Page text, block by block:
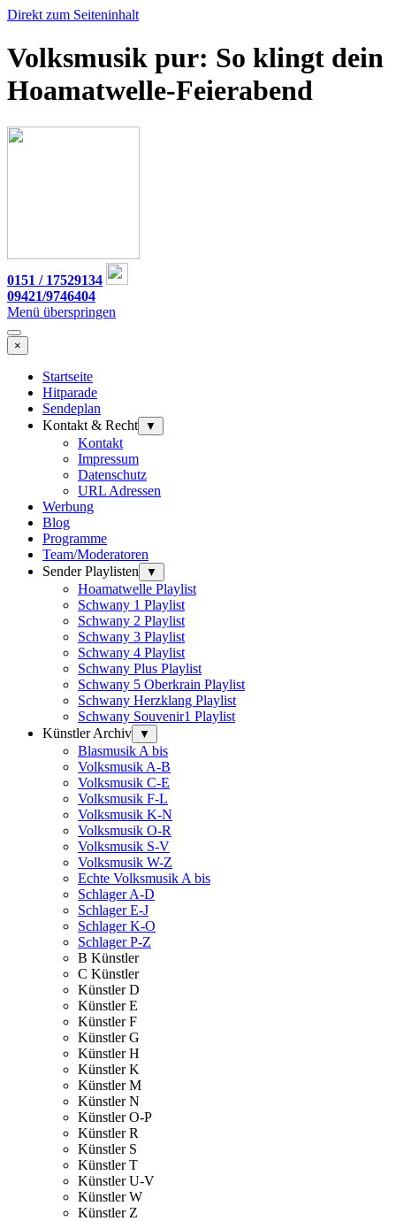
Direkt zum Seiteninhalt
Volksmusik pur: So klingt dein
Hoamatwelle-Feierabend
0151 / 17529134
09421/9746404
Menü überspringen
×
Startseite
Hitparade
Sendeplan
Kontakt & Recht
▼
Kontakt
Impressum
Datenschutz
URL Adressen
Werbung
Blog
Programme
Team/Moderatoren
Sender Playlisten
▼
Hoamatwelle Playlist
Schwany 1 Playlist
Schwany 2 Playlist
Schwany 3 Playlist
Schwany 4 Playlist
Schwany Plus Playlist
Schwany 5 Oberkrain Playlist
Schwany Herzklang Playlist
Schwany Souvenir1 Playlist
Künstler Archiv
▼
Blasmusik A bis
Volksmusik A-B
Volksmusik C-E
Volksmusik F-L
Volksmusik K-N
Volksmusik O-R
Volksmusik S-V
Volksmusik W-Z
Echte Volksmusik A bis
Schlager A-D
Schlager E-J
Schlager K-O
Schlager P-Z
B Künstler
C Künstler
Künstler D
Künstler E
Künstler F
Künstler G
Künstler H
Künstler K
Künstler M
Künstler N
Künstler O-P
Künstler R
Künstler S
Künstler T
Künstler U-V
Künstler W
Künstler Z